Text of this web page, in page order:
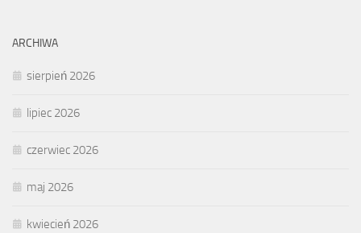
ARCHIWA
sierpień 2026
lipiec 2026
czerwiec 2026
maj 2026
kwiecień 2026